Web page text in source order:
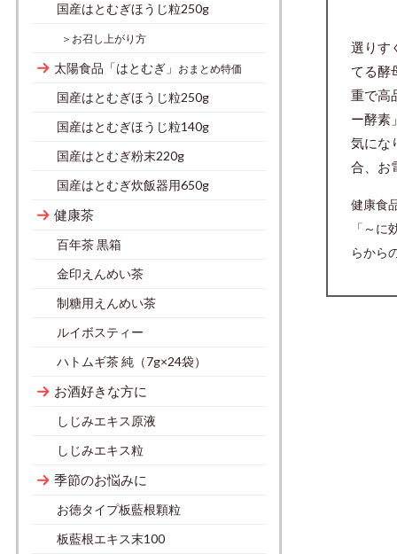
選りす
てる酵
重で高
ー酵素
気にな
合、お
健康食
「～
らから
国産はとむぎほうじ粒250g
＞お召し上がり方
太陽食品「はとむぎ」 おまとめ特価
国産はとむぎほうじ粒250g
国産はとむぎほうじ粒140g
国産はとむぎ粉末220g
国産はとむぎ炊飯器用650g
健康茶
百年茶 黒箱
金印えんめい茶
制糖用えんめい茶
ルイボスティー
ハトムギ茶 純（7g×24袋）
お酒好きな方に
しじみエキス原液
しじみエキス粒
季節のお悩みに
お徳タイプ板藍根顆粒
板藍根エキス末100